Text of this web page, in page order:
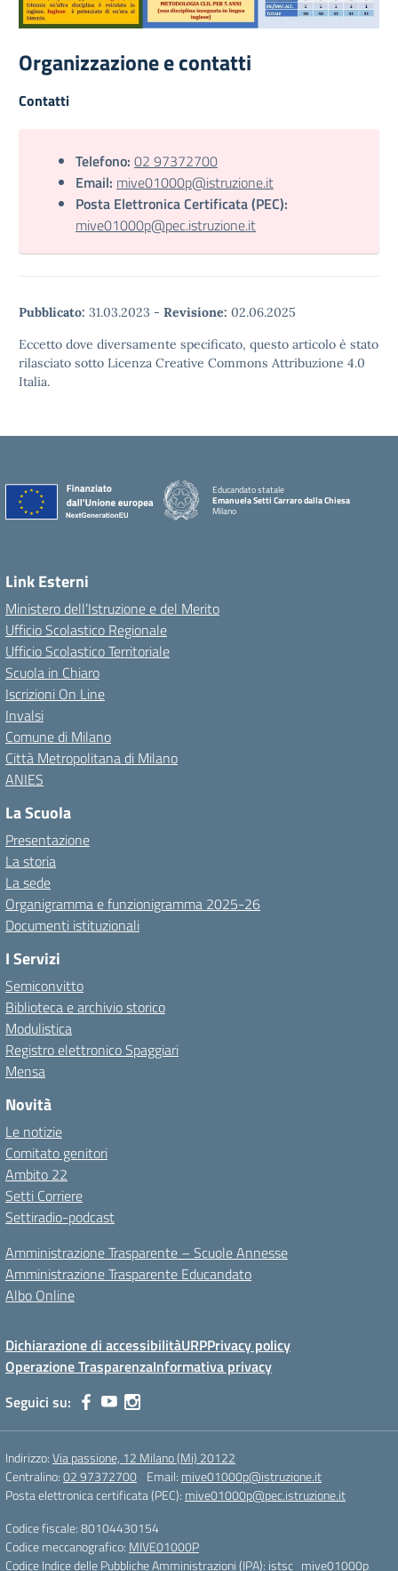
Organizzazione e contatti
Contatti
Telefono: 02 97372700
Email: mive01000p@istruzione.it
Posta Elettronica Certificata (PEC):
mive01000p@pec.istruzione.it
Pubblicato: 31.03.2023 - Revisione: 02.06.2025
Eccetto dove diversamente specificato, questo articolo è stato
rilasciato sotto Licenza Creative Commons Attribuzione 4.0
Italia.
Educandato statale
Emanuela Setti Carraro dalla Chiesa
Milano
Link Esterni
Ministero dell’Istruzione e del Merito
Ufficio Scolastico Regionale
Ufficio Scolastico Territoriale
Scuola in Chiaro
Iscrizioni On Line
Invalsi
Comune di Milano
Città Metropolitana di Milano
ANIES
La Scuola
Presentazione
La storia
La sede
Organigramma e funzionigramma 2025-26
Documenti istituzionali
I Servizi
Semiconvitto
Biblioteca e archivio storico
Modulistica
Registro elettronico Spaggiari
Mensa
Novità
Le notizie
Comitato genitori
Ambito 22
Setti Corriere
Settiradio-podcast
Amministrazione Trasparente – Scuole Annesse
Amministrazione Trasparente Educandato
Albo Online
Dichiarazione di accessibilitàURPPrivacy policy
Operazione TrasparenzaInformativa privacy
Seguici su:
Indirizzo:Via passione, 12 Milano (Mi) 20122
Centralino:02 97372700 Email: mive01000p@istruzione.it
Posta elettronica certificata (PEC): mive01000p@pec.istruzione.it
Codice fiscale: 80104430154
Codice meccanografico: MIVE01000P
Codice Indice delle Pubbliche Amministrazioni (IPA): istsc_mive01000p